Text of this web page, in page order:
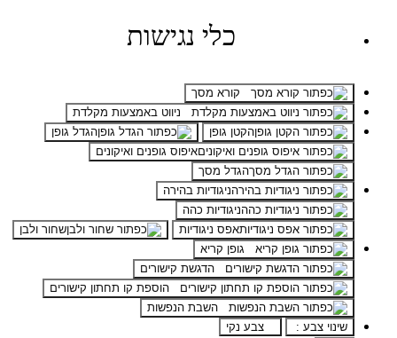
כלי נגישות
קורא מסך
ניווט באמצעות מקלדת
הקטן גופן
הגדל גופן
איפוס גופנים ואיקונים
הגדל מסך
ניגודיות בהירה
ניגודיות כהה
אפס ניגודיות
שחור ולבן
גופן קריא
הדגשת קישורים
הוספת קו תחתון קישורים
השבת הנפשות
שינוי צבע :
צבע נקי